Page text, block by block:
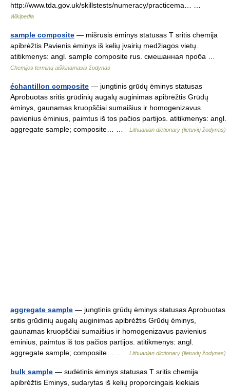
http://www.tda.gov.uk/skillstests/numeracy/practicema… …
Wikipedia
sample composite — mišrusis ėminys statusas T sritis chemija
apibrėžtis Pavienis ėminys iš kelių įvairių medžiagos vietų.
atitikmenys: angl. sample composite rus. смешанная проба …
Chemijos terminų aiškinamasis žodynas
échantillon composite — jungtinis grūdų ėminys statusas
Aprobuotas sritis grūdinių augalų auginimas apibrėžtis Grūdų
ėminys, gaunamas kruopščiai sumaišius ir homogenizavus
pavienius ėminius, paimtus iš tos pačios partijos. atitikmenys: angl.
aggregate sample; composite… …
Lithuanian dictionary (lietuvių žodynas)
aggregate sample — jungtinis grūdų ėminys statusas Aprobuotas
sritis grūdinių augalų auginimas apibrėžtis Grūdų ėminys,
gaunamas kruopščiai sumaišius ir homogenizavus pavienius
ėminius, paimtus iš tos pačios partijos. atitikmenys: angl.
aggregate sample; composite… …
Lithuanian dictionary (lietuvių žodynas)
bulk sample — sudėtinis ėminys statusas T sritis chemija
apibrėžtis Ėminys, sudarytas iš kelių proporcingais kiekiais